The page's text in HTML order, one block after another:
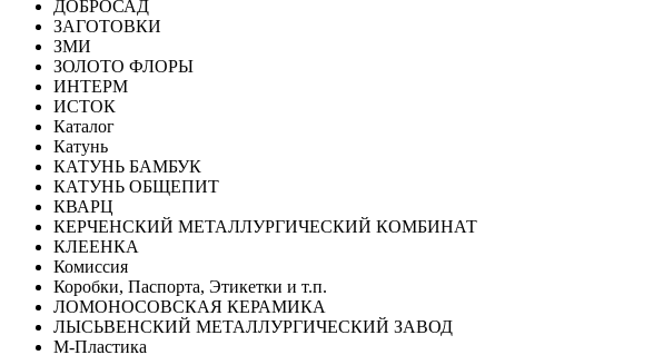
ДОБРОСАД
ЗАГОТОВКИ
ЗМИ
ЗОЛОТО ФЛОРЫ
ИНТЕРМ
ИСТОК
Каталог
Катунь
КАТУНЬ БАМБУК
КАТУНЬ ОБЩЕПИТ
КВАРЦ
КЕРЧЕНСКИЙ МЕТАЛЛУРГИЧЕСКИЙ КОМБИНАТ
КЛЕЕНКА
Комиссия
Коробки, Паспорта, Этикетки и т.п.
ЛОМОНОСОВСКАЯ КЕРАМИКА
ЛЫСЬВЕНСКИЙ МЕТАЛЛУРГИЧЕСКИЙ ЗАВОД
М-Пластика